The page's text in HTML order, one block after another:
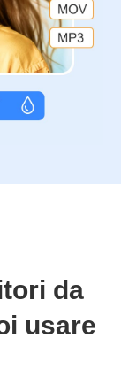
da
usare